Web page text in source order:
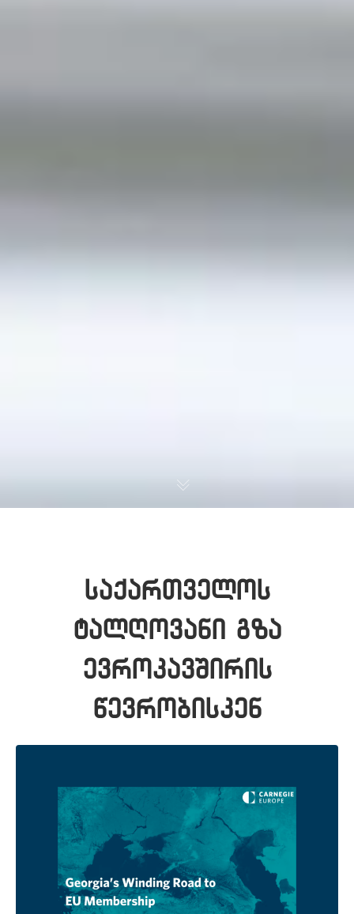
საქართველოს
ტალღოვანი გზა
ევროკავშირის
წევრობისკენ